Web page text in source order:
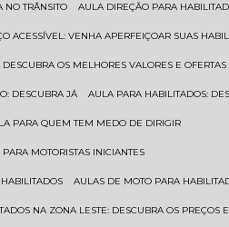
NO TRÂNSITO AULA DIREÇÃO PARA
ACESSÍVEL: VENHA APERFEIÇOAR SUAS
DESCUBRA OS MELHORES VALORES E
DESCUBRA JÁ AULA PARA HABILITADOS:
PARA QUEM TEM MEDO DE DIRIGIR
MOTORISTAS INICIANTES
HABILITADOS AULAS DE MOTO PARA
NA ZONA LESTE: DESCUBRA OS PREÇOS